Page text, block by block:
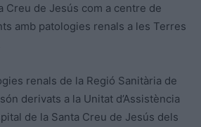
Creu de Jesús com a centre de
amb patologies renals a les Terres
renals de la Regió Sanitària de
derivats a la Unitat d’Assistència
de la Santa Creu de Jesús dels